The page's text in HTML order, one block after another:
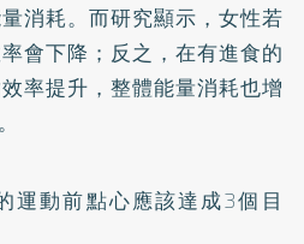
消耗。而研究顯示，女性若
會下降；反之，在有進食的
率提升，整體能量消耗也增
運動前點心應該達成3個目